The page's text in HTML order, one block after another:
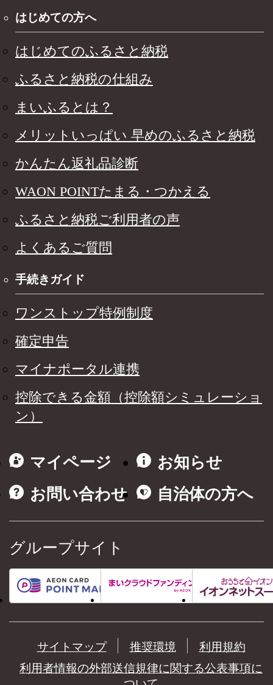
はじめての方へ
はじめてのふるさと納税
ふるさと納税の仕組み
まいふるとは？
メリットいっぱい 早めのふるさと納税
かんたん返礼品診断
WAON POINTたまる・つかえる
ふるさと納税ご利用者の声
よくあるご質問
手続きガイド
ワンストップ特例制度
確定申告
マイナポータル連携
控除できる金額（控除額シミュレーショ
ン）
マイページ
お知らせ
お問い合わせ
自治体の方へ
グループサイト
サイトマップ 推奨環境
利用規約
利用者情報の外部送信規律に関する公表事項に